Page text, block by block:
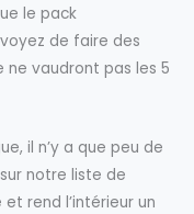
le pack
de faire des
ne vaudront pas les 5
il n’y a que peu de
notre liste de
rend l’intérieur un